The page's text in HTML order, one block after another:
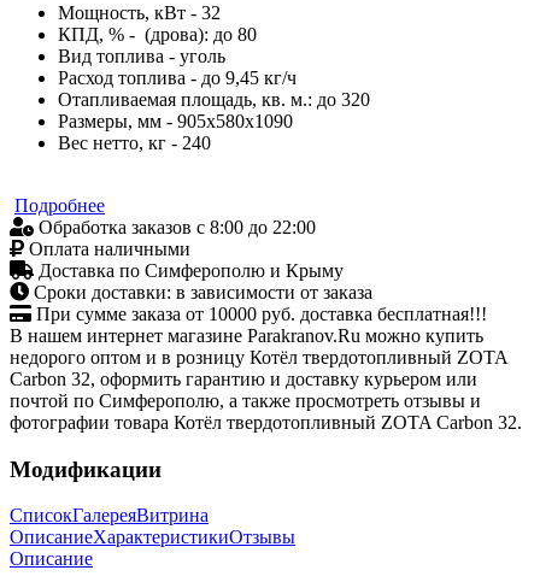
Мощность, кВт - 32
КПД, % - (дрова): до 80
Вид топлива - уголь
Расход топлива - до 9,45 кг/ч
Отапливаемая площадь, кв. м.: до 320
Размеры, мм - 905х580х1090
Вес нетто, кг - 240
Подробнее
Обработка заказов с 8:00 до 22:00
Оплата наличными
Доставка по Симферополю и Крыму
Сроки доставки: в зависимости от заказа
При сумме заказа от 10000 руб. доставка бесплатная!!!
В нашем интернет магазине Parakranov.Ru можно купить
недорого оптом и в розницу Котёл твердотопливный ZOTA
Сarbon 32, оформить гарантию и доставку курьером или
почтой по Симферополю, а также просмотреть отзывы и
фотографии товара Котёл твердотопливный ZOTA Сarbon 32.
Модификации
СписокГалереяВитрина
ОписаниеХарактеристикиОтзывы
Описание